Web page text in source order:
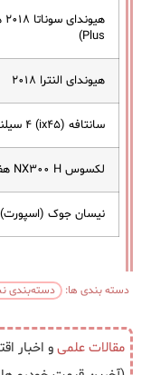
Plus)
هیوندای النترا ۲۰۱۸
سانتافه (ix۴۵) ۴ سیلندر دو دیفرانسیل۲۰۱۸
لکسوس NX۳۰۰ H هفت کلید ۲۰۱۷
نیسان جوک (اسپورت)
دسته بندی ها: دسته‌بندی
مقالات علمیو اخبار